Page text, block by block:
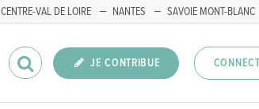
CENTRE-VAL DE LOIRE NANTES SAVOIE MONT-BLANC
JE CONTRIBUE